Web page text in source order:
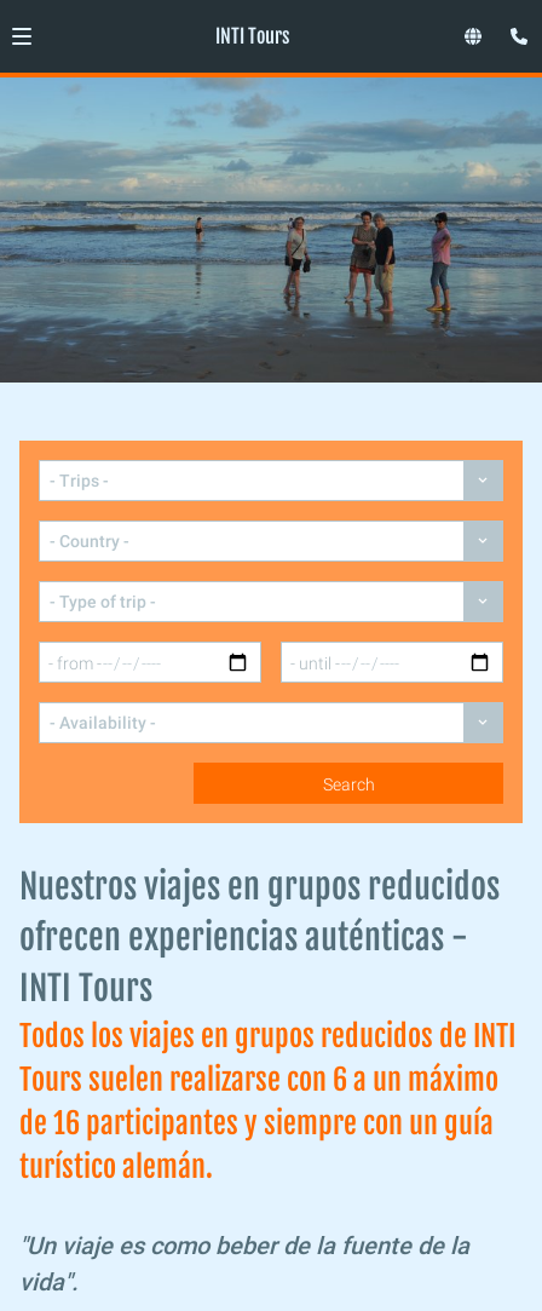
INTI Tours
Nuestros viajes en grupos reducidos
ofrecen experiencias auténticas -
INTI Tours
Todos los viajes en grupos reducidos de INTI
Tours suelen realizarse con 6 a un máximo
de 16 participantes y siempre con un guía
turístico alemán.
"Un viaje es como beber de la fuente de la
vida".